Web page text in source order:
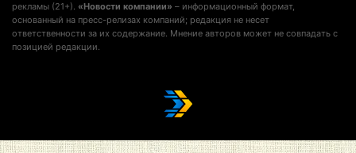
рекламы (21+). «Новости компании» – информационный формат,
основанный на пресс-релизах компаний; редакция не несет
ответственности за их содержание. Мнение авторов может не совпадать с
позицией редакции.